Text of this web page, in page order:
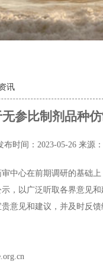
讯
参比制剂品种
布时间：2023-05-26 来源
中心在前期调研的基础
，以广泛听取各界意见和
意见和建议，并及时反